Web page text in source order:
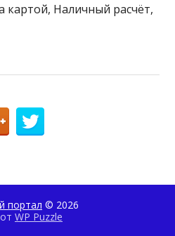
картой, Наличный расчёт,
портал © 2026
WP Puzzle